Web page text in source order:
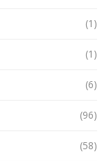
(1)
(1)
(6)
(96)
(58)